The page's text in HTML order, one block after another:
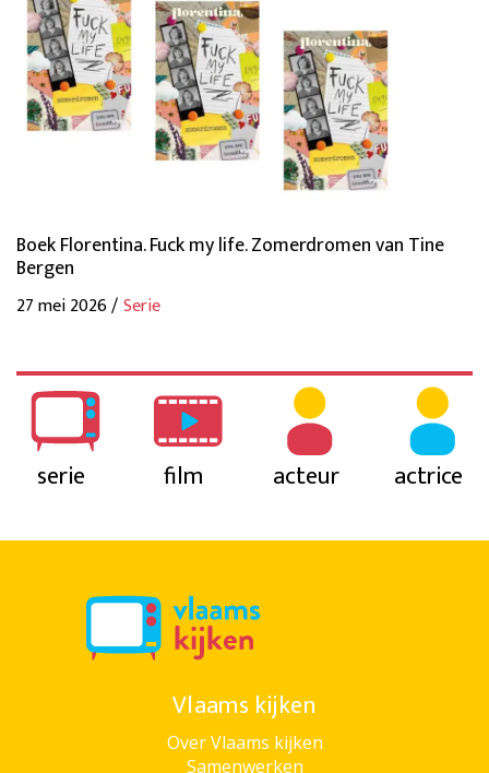
Boek Florentina. Fuck my life. Zomerdromen van Tine
Bergen
27 mei 2026 /Serie
serie film acteur actrice
Vlaams kijken
Over Vlaams kijken
Samenwerken